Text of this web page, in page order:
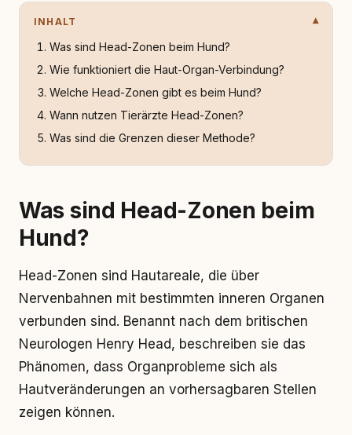
INHALT
Was sind Head-Zonen beim Hund?
Wie funktioniert die Haut-Organ-Verbindung?
Welche Head-Zonen gibt es beim Hund?
Wann nutzen Tierärzte Head-Zonen?
Was sind die Grenzen dieser Methode?
Was sind Head-Zonen beim
Hund?
Head-Zonen sind Hautareale, die über
Nervenbahnen mit bestimmten inneren Organen
verbunden sind. Benannt nach dem britischen
Neurologen Henry Head, beschreiben sie das
Phänomen, dass Organprobleme sich als
Hautveränderungen an vorhersagbaren Stellen
zeigen können.